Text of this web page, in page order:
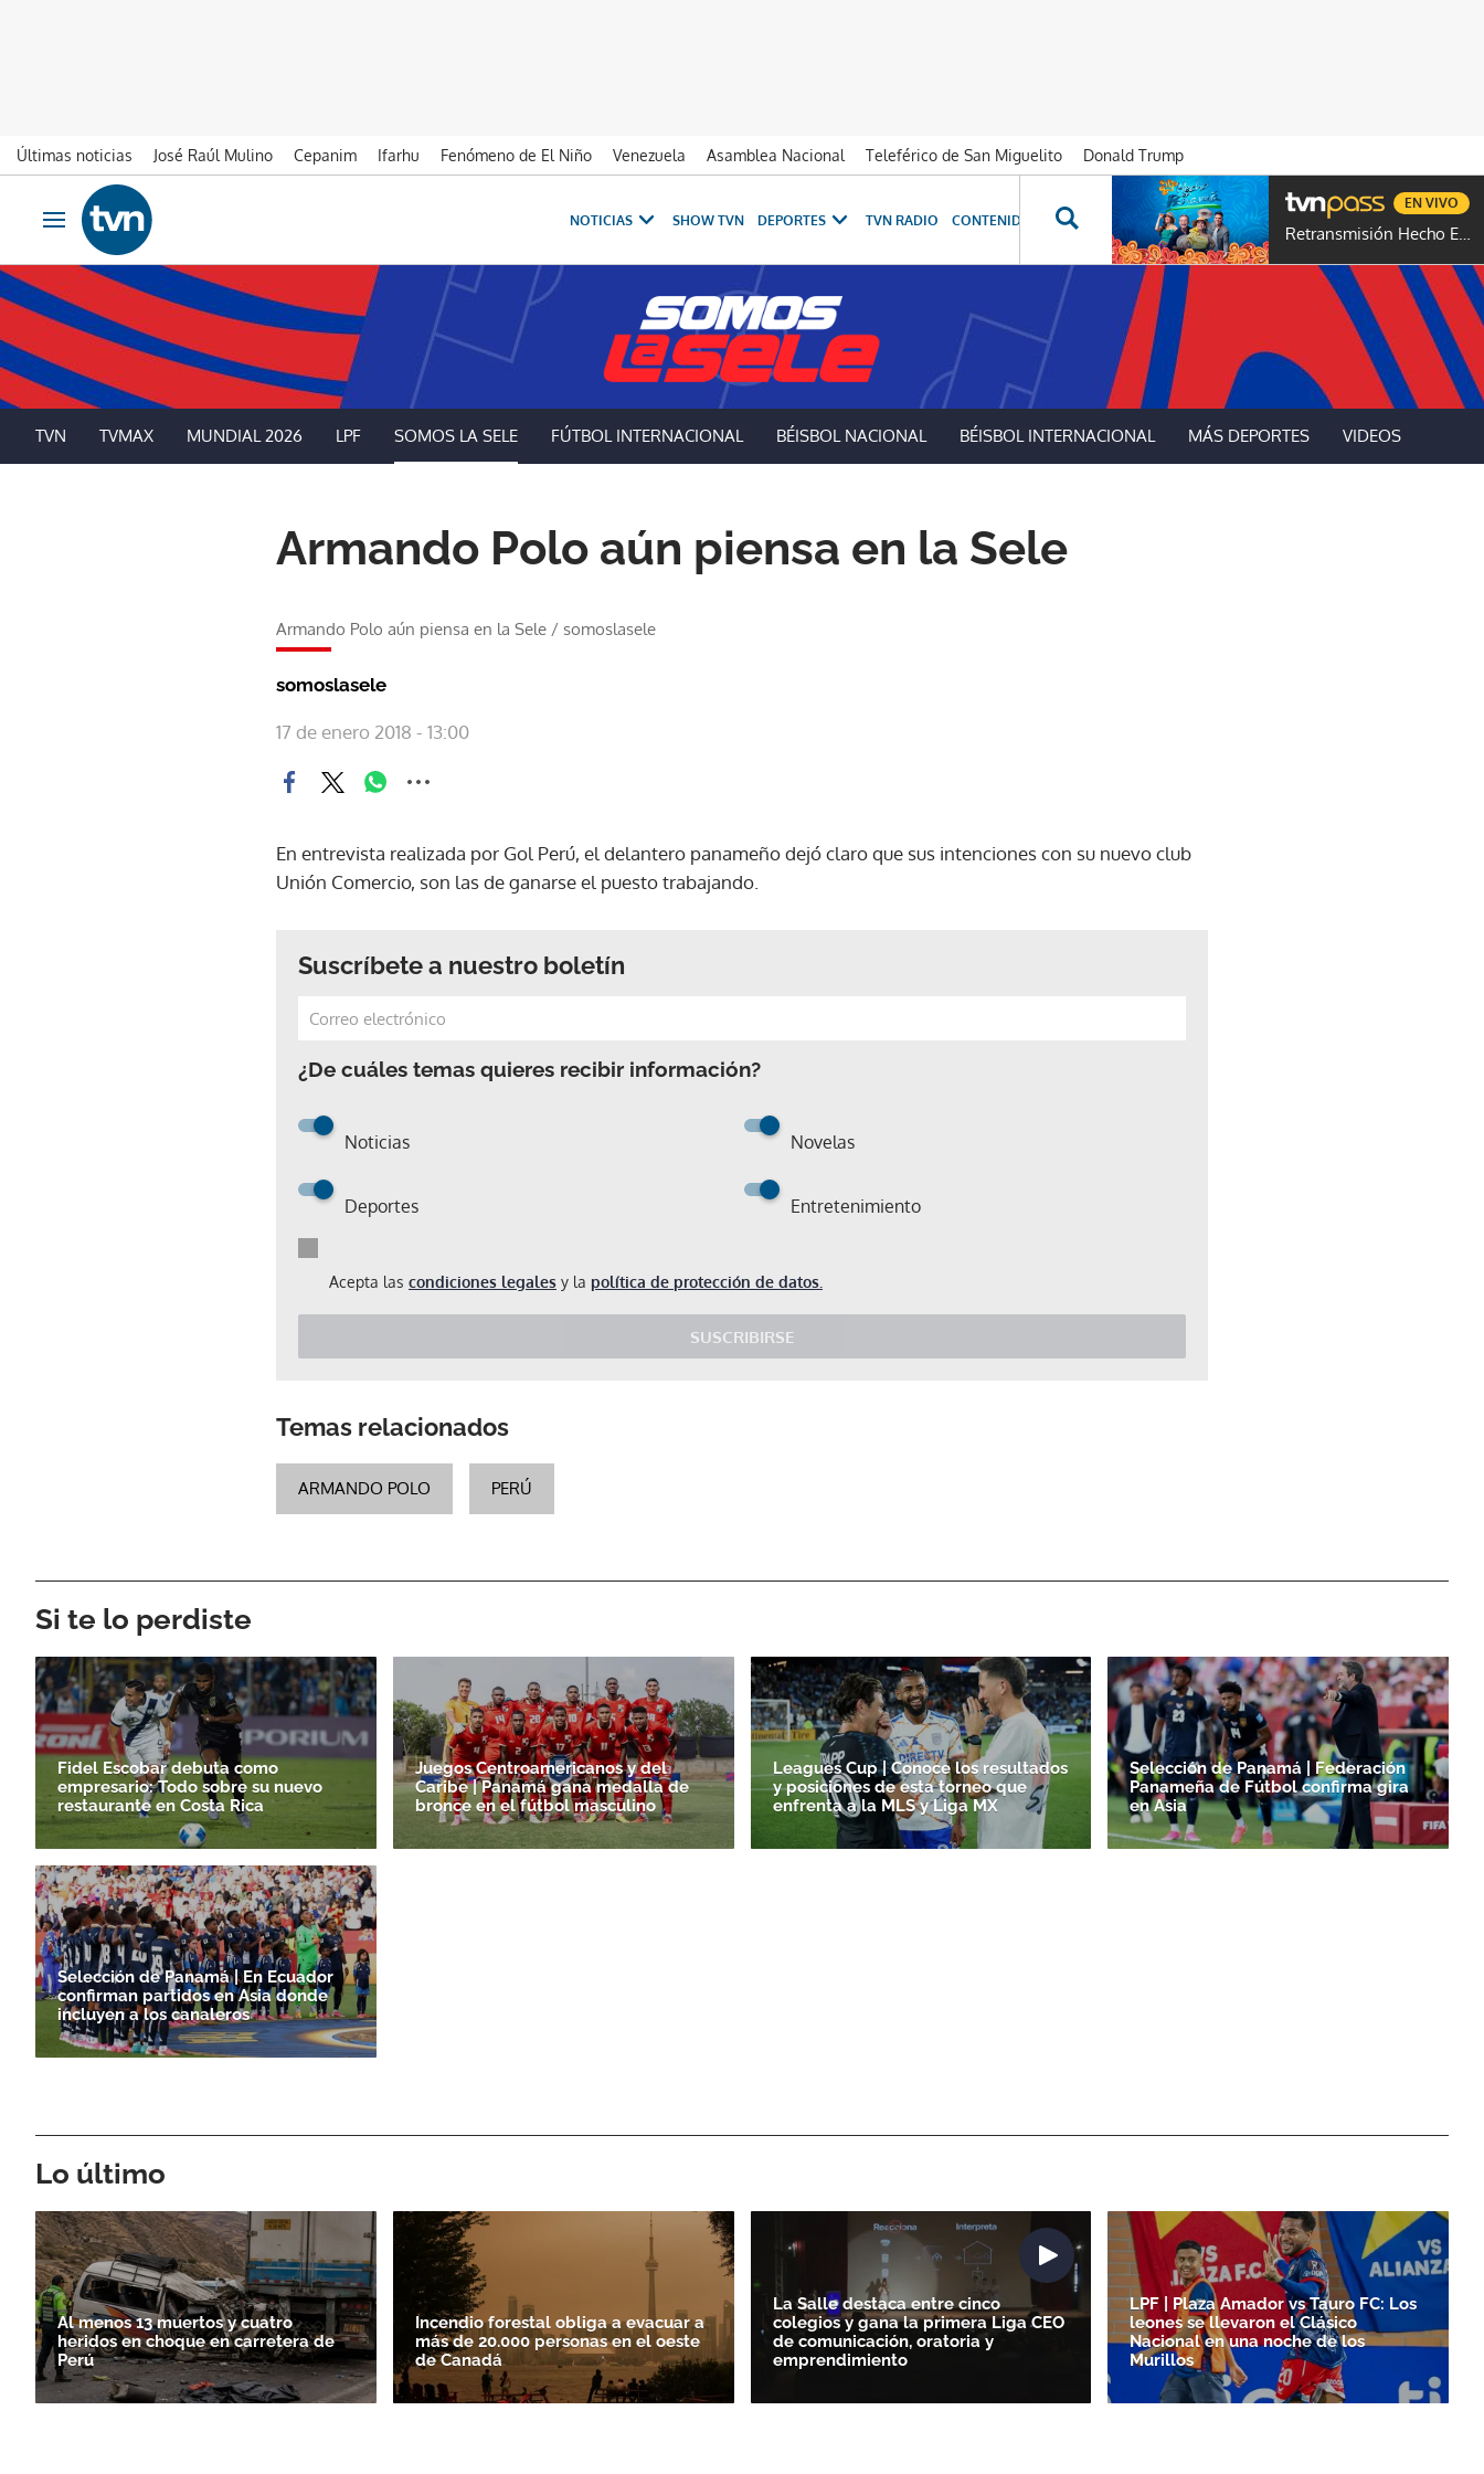
Últimas noticias José Raúl Mulino Cepanim Ifarhu Fenómeno de El Niño Venezuela Asamblea Nacional Teleférico de San Miguelito
Donald Trump
Ir al contenido
Obrir navegació
NOTICIAS SHOW TVN DEPORTES TVN RADIO CONTENIDOS ESPECIALES NOVELAS PROGRAMAS GENTE TVN
Retransmisión Hecho En Panamá
EN VIVO
TVN TVMAX MUNDIAL 2026 LPF SOMOS LA SELE FÚTBOL INTERNACIONAL BÉISBOL NACIONAL BÉISBOL INTERNACIONAL MÁS DEPORTES VIDEOS
Armando Polo aún piensa en la Sele
Armando Polo aún piensa en la Sele / somoslasele
somoslasele
17 de enero 2018 - 13:00
En entrevista realizada por Gol Perú, el delantero panameño dejó claro que sus intenciones con su nuevo club
Unión Comercio, son las de ganarse el puesto trabajando.
Suscríbete a nuestro boletín
¿De cuáles temas quieres recibir información?
Noticias Novelas
Deportes Entretenimiento
Acepta las condiciones legales y la política de protección de datos.
SUSCRIBIRSE
Temas relacionados
ARMANDO POLO PERÚ
Si te lo perdiste
Fidel Escobar debuta como
empresario: Todo sobre su nuevo
restaurante en Costa Rica
Juegos Centroamericanos y del
Caribe | Panamá gana medalla de
bronce en el fútbol masculino
Leagues Cup | Conoce los resultados
y posiciones de esta torneo que
enfrenta a la MLS y Liga MX
Selección de Panamá | Federación
Panameña de Fútbol confirma gira
en Asia
Selección de Panamá | En Ecuador
confirman partidos en Asia donde
incluyen a los canaleros
Lo último
Al menos 13 muertos y cuatro
heridos en choque en carretera de
Perú
Incendio forestal obliga a evacuar a
más de 20.000 personas en el oeste
de Canadá
La Salle destaca entre cinco
colegios y gana la primera Liga CEO
de comunicación, oratoria y
emprendimiento
LPF | Plaza Amador vs Tauro FC: Los
leones se llevaron el Clásico
Nacional en una noche de los
Murillos